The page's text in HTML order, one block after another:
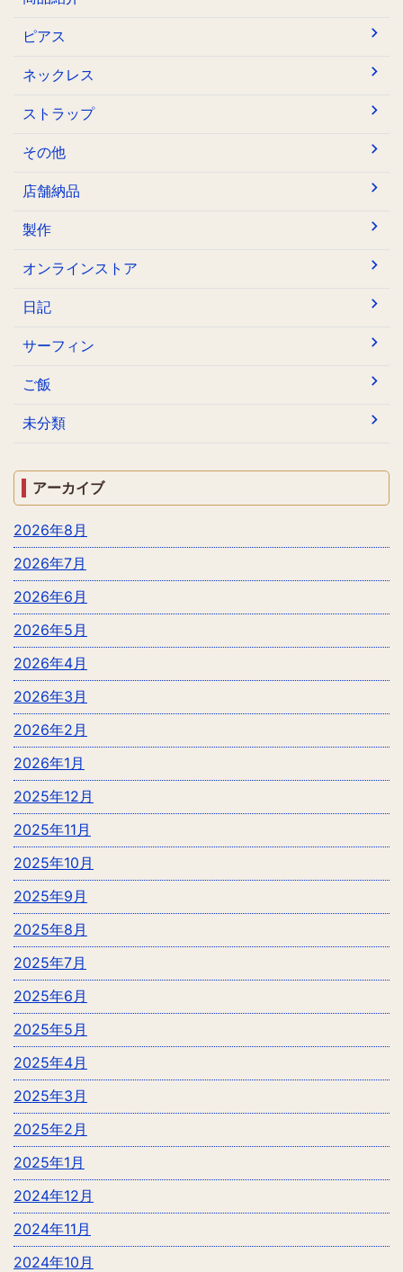
ピアス
ネックレス
ストラップ
その他
店舗納品
製作
オンラインストア
日記
サーフィン
ご飯
未分類
アーカイブ
2026年8月
2026年7月
2026年6月
2026年5月
2026年4月
2026年3月
2026年2月
2026年1月
2025年12月
2025年11月
2025年10月
2025年9月
2025年8月
2025年7月
2025年6月
2025年5月
2025年4月
2025年3月
2025年2月
2025年1月
2024年12月
2024年11月
2024年10月